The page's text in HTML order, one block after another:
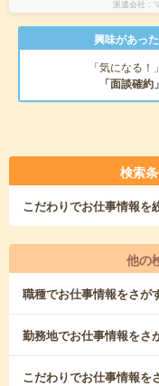
派遣会社
興味があっ
「気になる
「面談確約」
検索
こだわりでお仕事情報を
他の
職種でお仕事情報をさが
勤務地でお仕事情報をさ
こだわりでお仕事情報を